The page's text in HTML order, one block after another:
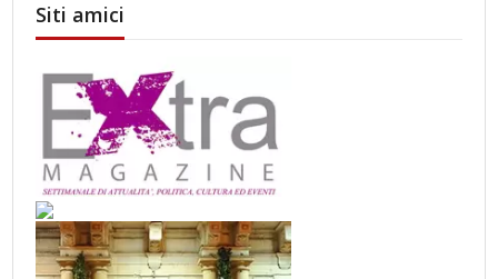
Siti amici